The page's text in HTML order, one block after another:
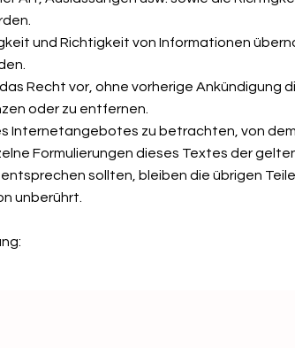
und Richtigkeit von Informationen
Recht vor, ohne vorherige Ankündigung
oder zu entfernen.
Internetangebotes zu betrachten, von
Formulierungen dieses Textes der
sollten, bleiben die übrigen
unberührt.